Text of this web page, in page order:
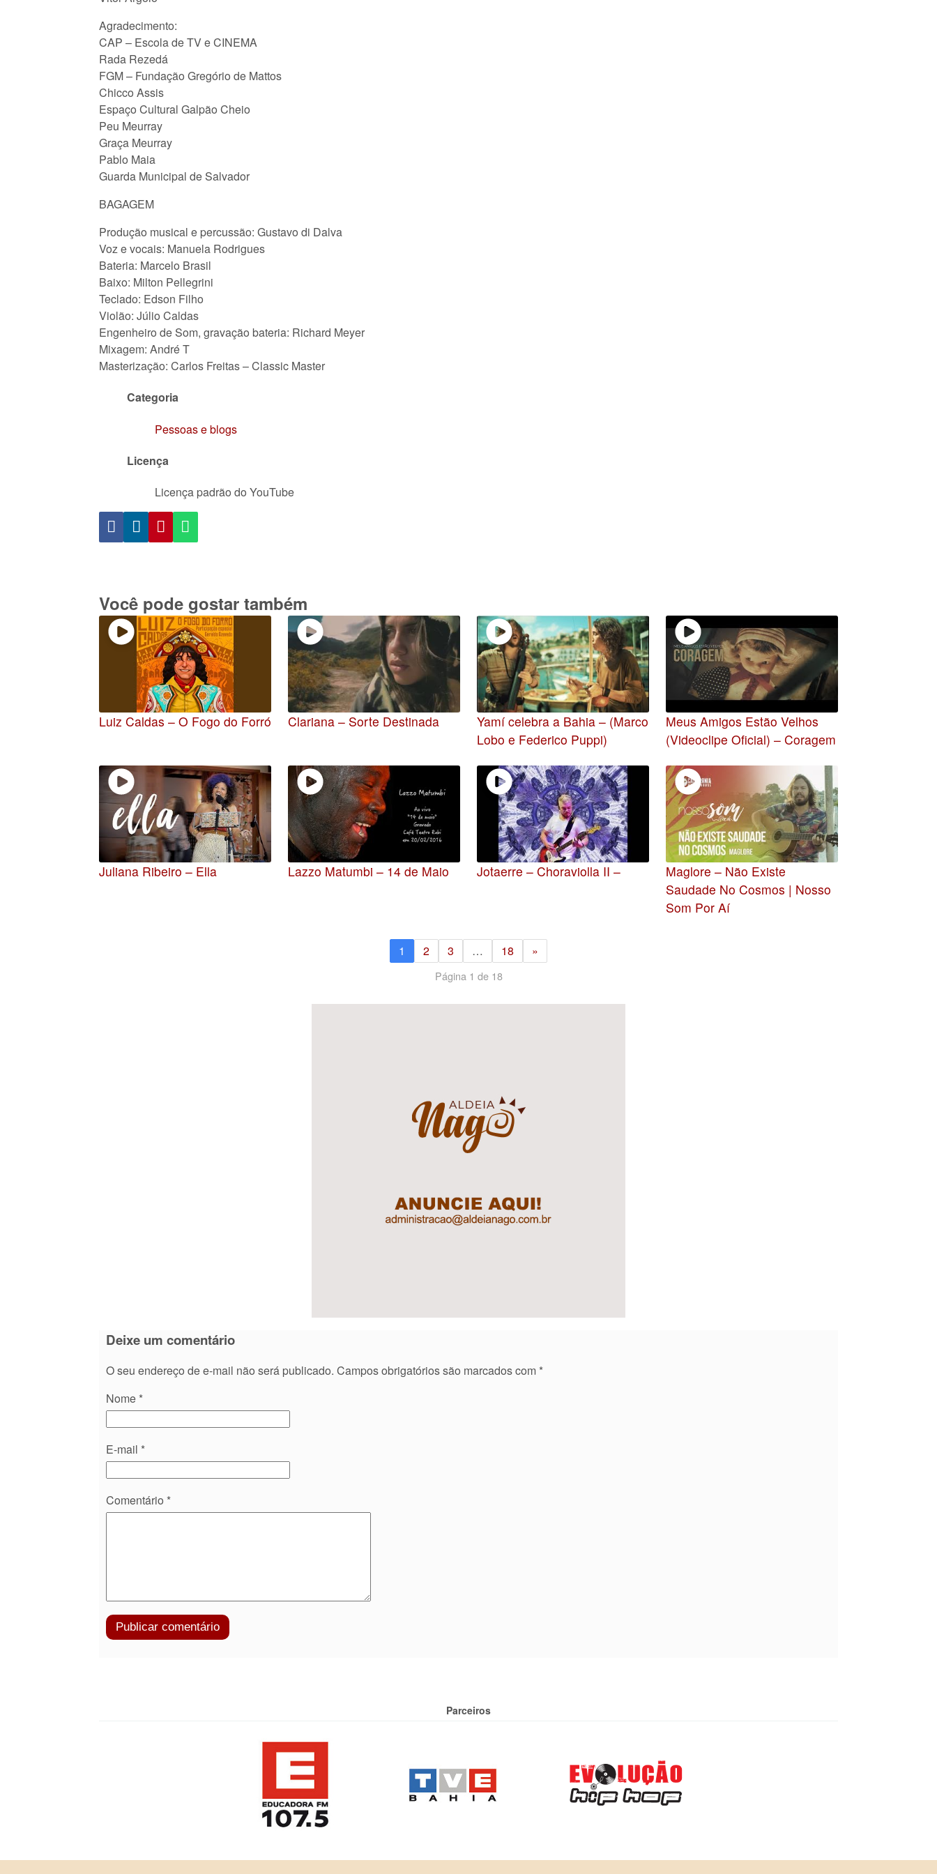
Agradecimento:
CAP – Escola de TV e CINEMA
Rada Rezedá
FGM – Fundação Gregório de Mattos
Chicco Assis
Espaço Cultural Galpão Cheio
Peu Meurray
Graça Meurray
Pablo Maia
Guarda Municipal de Salvador
BAGAGEM
Produção musical e percussão: Gustavo di Dalva
Voz e vocais: Manuela Rodrigues
Bateria: Marcelo Brasil
Baixo: Milton Pellegrini
Teclado: Edson Filho
Violão: Júlio Caldas
Engenheiro de Som, gravação bateria: Richard Meyer
Mixagem: André T
Masterização: Carlos Freitas – Classic Master
Categoria
Pessoas e blogs
Licença
Licença padrão do YouTube
Você pode gostar também
Luiz Caldas – O Fogo do Forró Clariana – Sorte Destinada
Yamí celebra a Bahia – (Marco
Lobo e Federico Puppi)
Meus Amigos Estão Velhos
(Videoclipe Oficial) – Coragem
Juliana Ribeiro – Ella Lazzo Matumbi – 14 de Maio Jotaerre – Choraviolla II –
Maglore – Não Existe
Saudade No Cosmos | Nosso
Som Por Aí
1 2 3 … 18 »
Página 1 de 18
Deixe um comentário
O seu endereço de e-mail não será publicado. Campos obrigatórios são marcados com *
Nome *
E-mail *
Comentário *
Parceiros